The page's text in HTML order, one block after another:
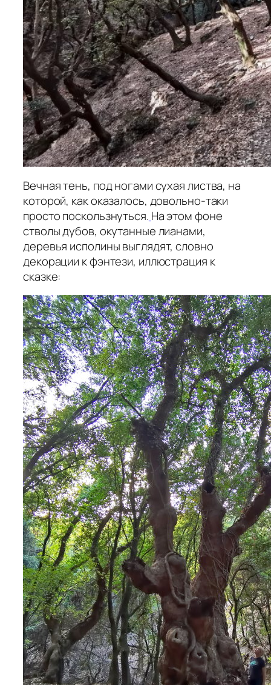
Вечная тень, под ногами сухая листва, на
которой, как оказалось, довольно-таки
просто поскользнуться. На этом фоне
стволы дубов, окутанные лианами,
деревья исполины выглядят, словно
декорации к фэнтези, иллюстрация к
сказке: